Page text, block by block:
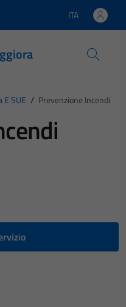
Lingua attiva:
ITA
SUE / Prevenzione Incendi